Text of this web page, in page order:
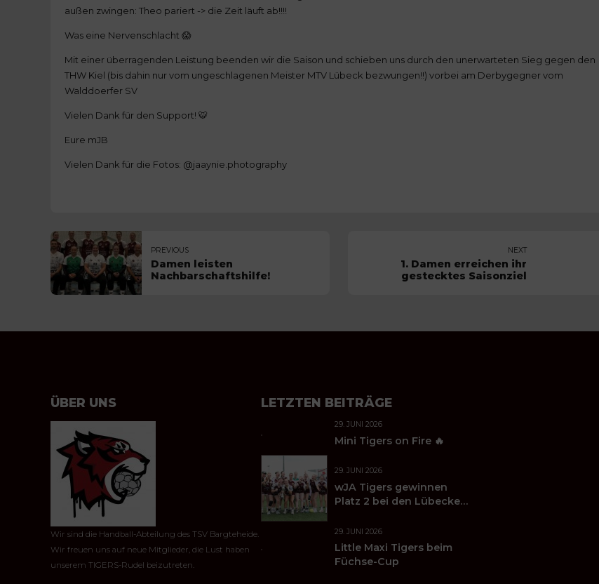
außen zwingen: Theo pariert -> die Zeit läuft ab!!!!
Was eine Nervenschlacht 😱
Mit einer überragenden Leistung beenden wir die Saison und schieben uns durch den unerwarteten Sieg gegen den
THW Kiel (bis dahin nur vom ungeschlagenen Meister MTV Lübeck bezwungen!!) vorbei am Derbygegner vom
Walddoerfer SV
Vielen Dank für den Support! 🐯
Eure mJB
Vielen Dank für die Fotos: @jaaynie.photography
PREVIOUS
Damen leisten
Nachbarschaftshilfe!
NEXT
1. Damen erreichen ihr
gestecktes Saisonziel
ÜBER UNS
Wir sind die Handball-Abteilung des TSV Bargteheide.
Wir freuen uns auf neue Mitglieder, die Lust haben
unserem TIGERS-Rudel beizutreten.
LETZTEN BEITRÄGE
29. JUNI 2026
Mini Tigers on Fire 🔥
29. JUNI 2026
wJA Tigers gewinnen
Platz 2 bei den Lübecker
29. JUNI 2026
Little Maxi Tigers beim
Füchse-Cup